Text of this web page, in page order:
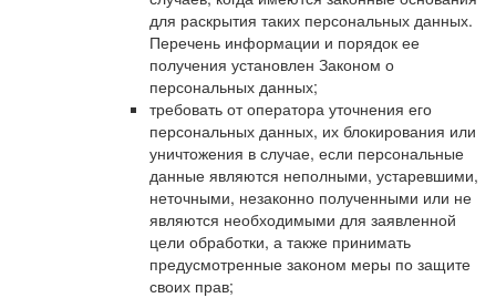
для раскрытия таких персональных данных.
Перечень информации и порядок ее
получения установлен Законом о
персональных данных;
требовать от оператора уточнения его
персональных данных, их блокирования или
уничтожения в случае, если персональные
данные являются неполными, устаревшими,
неточными, незаконно полученными или не
являются необходимыми для заявленной
цели обработки, а также принимать
предусмотренные законом меры по защите
своих прав;